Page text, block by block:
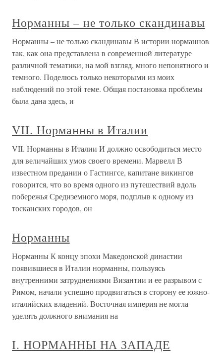
Норманны – не только скандинавы
Норманны – не только скандинавы В истории норманнов
так, как она представлена в современной литературе
различной тематики, на мой взгляд, много непонятного и
темного. Поделюсь только некоторыми из моих
наблюдений по этой теме. Общая постановка проблемы
была дана здесь, и
VII. Норманны в Италии
VII. Норманны в Италии И должно освободиться место
для величайших умов своего времени. Марвелл В
известном предании о Гастингсе, капитане викингов
говорится, что во время одного из путешествий вдоль
побережья Средиземного моря, подплыв к одному из
тосканских городов, он
Норманны
Норманны К концу эпохи Македонской династии
появившиеся в Италии норманны, пользуясь
внутренними затруднениями Византии и ее разрывом с
Римом, начали успешно продвигаться в сторону ее южно-
италийских владений. Восточная империя не могла
уделять должного внимания на
I. НОРМАННЫ НА ЗАПАДЕ